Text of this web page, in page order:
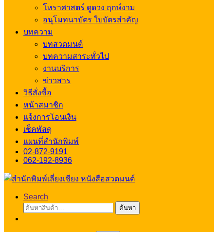
โหราศาสตร์ ดูดวง ฤกษ์งาม
อนุโมทนาบัตร ใบบัตรสำคัญ
บทความ
บทสวดมนต์
บทความสาระทั่วไป
งานบริการ
ข่าวสาร
วิธีสั่งซื้อ
หน้าสมาชิก
แจ้งการโอนเงิน
เช็คพัสดุ
แผนที่สำนักพิมพ์
02-872-9191
062-192-8936
Search
ค้นหา:
ค้นหา